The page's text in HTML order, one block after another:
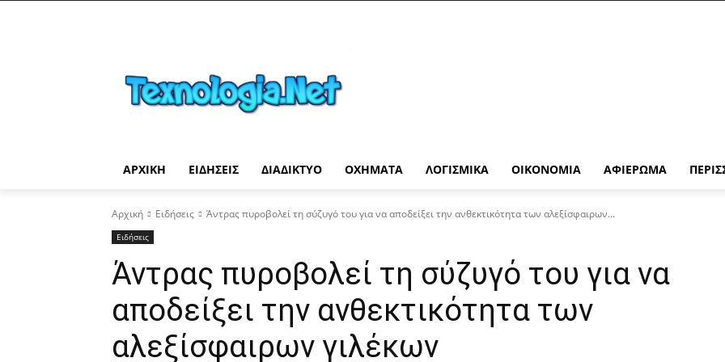
ΑΡΧΙΚΉ ΕΙΔΉΣΕΙΣ ΔΙΑΔΊΚΤΥΟ ΟΧΉΜΑΤΑ ΛΟΓΙΣΜΙΚΆ ΟΙΚΟΝΟΜΊΑ ΑΦΙΈΡΩΜΑ
Αρχική Ειδήσεις Άντρας πυροβολεί τη σύζυγό του για να αποδείξει την ανθεκτικότητα των αλεξίσφαιρων...
Ειδήσεις
Άντρας πυροβολεί τη σύζυγό του για να
αποδείξει την ανθεκτικότητα των
αλεξίσφαιρων γιλέκων